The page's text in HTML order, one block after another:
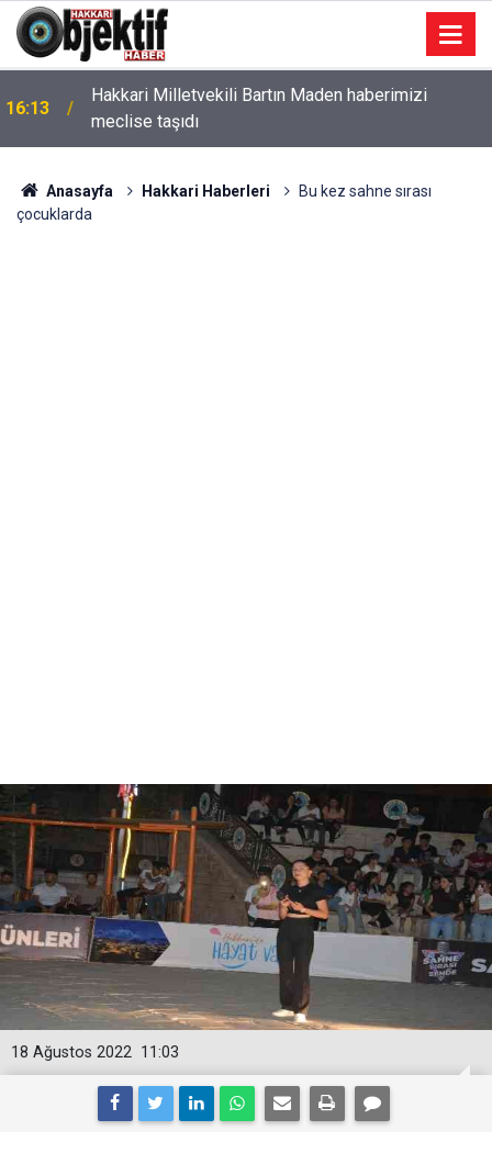
16:13
Hakkari Milletvekili Bartın Maden haberimizi
meclise taşıdı
Anasayfa Hakkari Haberleri
Bu kez sahne sırası
çocuklarda
11:03
18 Ağustos 2022